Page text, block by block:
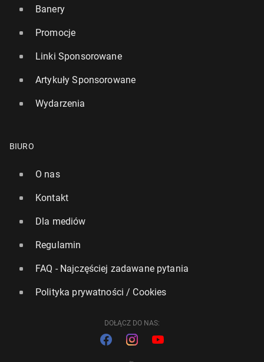
Banery
Promocje
Linki Sponsorowane
Artykuły Sponsorowane
Wydarzenia
BIURO
O nas
Kontakt
Dla mediów
Regulamin
FAQ - Najczęściej zadawane pytania
Polityka prywatności / Cookies
DOŁĄCZ DO NAS: